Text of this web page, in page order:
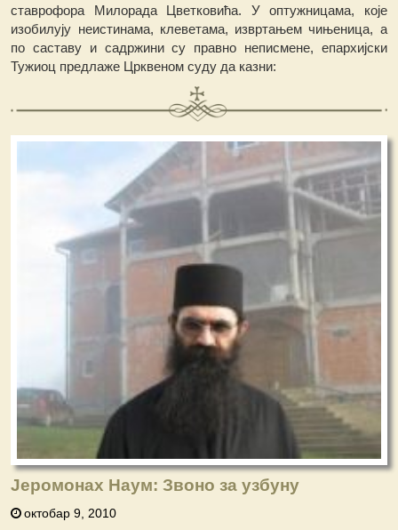
ставрофора Милорада Цветковића. У оптужницама, које
изобилују неистинама, клеветама, извртањем чињеница, а
по саставу и садржини су правно неписмене, епархијски
Тужиоц предлаже Црквеном суду да казни:
Јеромонах Наум: Звоно за узбуну
октобар 9, 2010